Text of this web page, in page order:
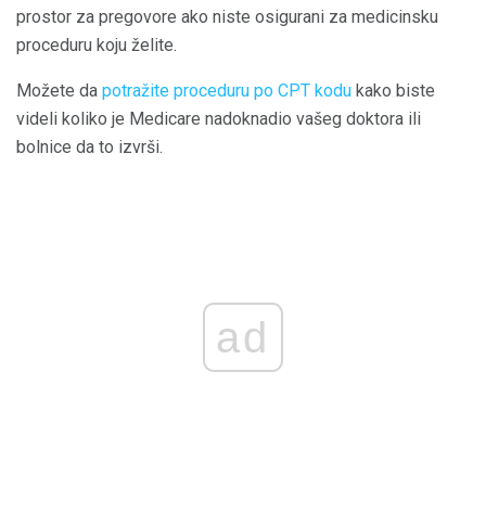
prostor za pregovore ako niste osigurani za medicinsku
proceduru koju želite.
Možete da potražite proceduru po CPT kodu kako biste
videli koliko je Medicare nadoknadio vašeg doktora ili
bolnice da to izvrši.
ad